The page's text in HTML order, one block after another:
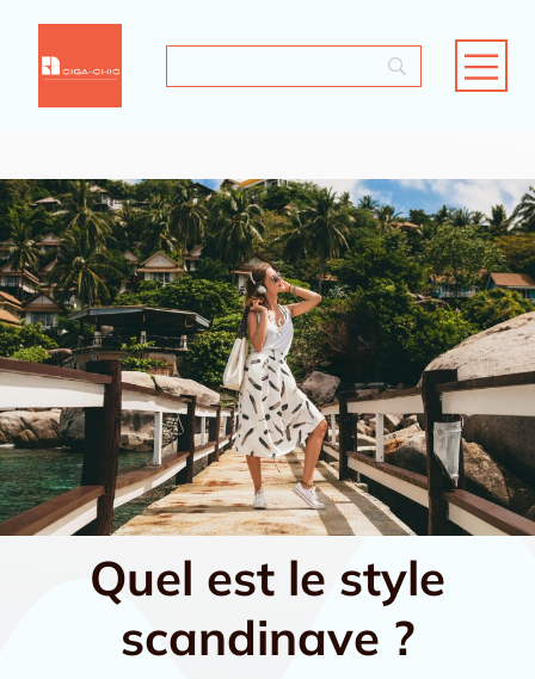
Quel est le style
scandinave ?